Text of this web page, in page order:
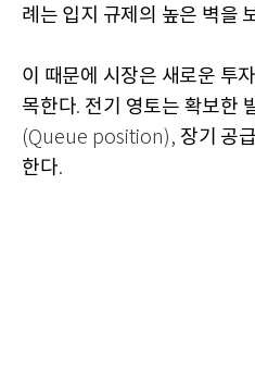
례는 입지 규제의 높은 벽을
이 때문에 시장은 새로운 투
목한다. 전기 영토는 확보한
(Queue position), 장기 공
한다.